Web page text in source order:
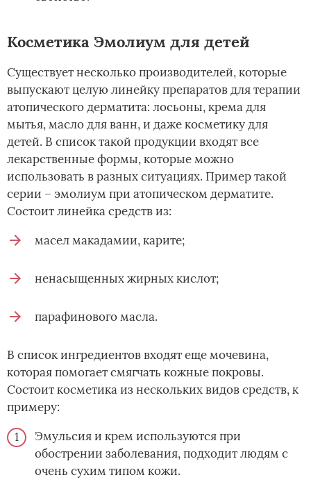
Косметика Эмолиум для детей
Существует несколько производителей, которые
выпускают целую линейку препаратов для терапии
атопического дерматита: лосьоны, крема для
мытья, масло для ванн, и даже косметику для
детей. В список такой продукции входят все
лекарственные формы, которые можно
использовать в разных ситуациях. Пример такой
серии – эмолиум при атопическом дерматите.
Состоит линейка средств из:
масел макадамии, карите;
ненасыщенных жирных кислот;
парафинового масла.
В список ингредиентов входят еще мочевина,
которая помогает смягчать кожные покровы.
Состоит косметика из нескольких видов средств, к
примеру:
Эмульсия и крем используются при
обострении заболевания, подходит людям с
очень сухим типом кожи.